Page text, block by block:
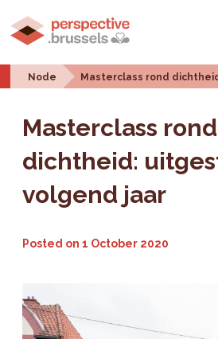
Node Masterclass rond
Masterclass rond
dichtheid:
volgend jaar
Posted on1 October 2020